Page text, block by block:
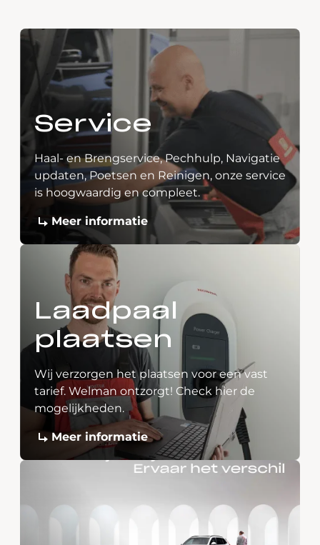
Service
Haal- en Brengservice, Pechhulp, Navigatie
updaten, Poetsen en Reinigen, onze service
is hoogwaardig en compleet.
Meer informatie
Laadpaal
plaatsen
Wij verzorgen het plaatsen voor een vast
tarief. Welman ontzorgt! Check hier de
mogelijkheden.
Meer informatie